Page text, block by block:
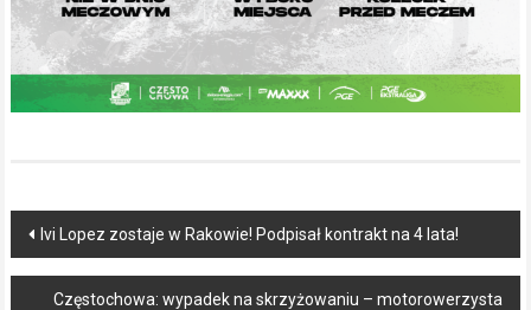
Post
navigation
Ivi Lopez zostaje w Rakowie! Podpisał kontrakt na 4 lata!
Częstochowa: wypadek na skrzyżowaniu – motorowerzysta